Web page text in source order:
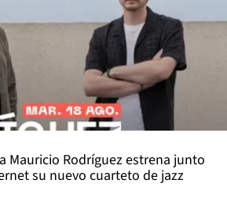
Mauricio Rodríguez estrena junto
su nuevo cuarteto de jazz